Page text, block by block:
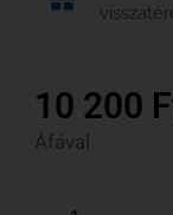
10 200
Áfával